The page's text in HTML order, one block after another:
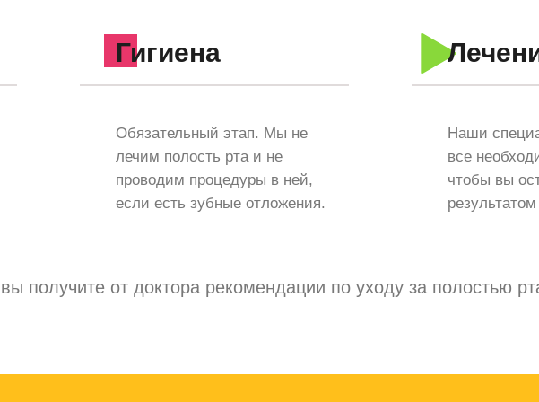
Обязательный этап. Мы не
лечим полость рта и не
проводим процедуры в ней,
если есть зубные отложения.
Наши
все
чтобы вы
Гигиена
получите от доктора рекомендации по уходу за полостью